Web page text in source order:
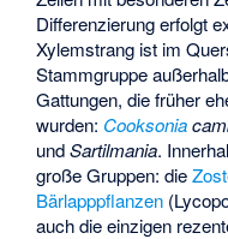
Differenzierung erfolgt
Xylemstrang ist im
Stammgruppe
Gattungen, die früher
wurden: Cooksonia
undSartilmania.
große Gruppen: die
Bärlapppflanzen
auch die einzigen